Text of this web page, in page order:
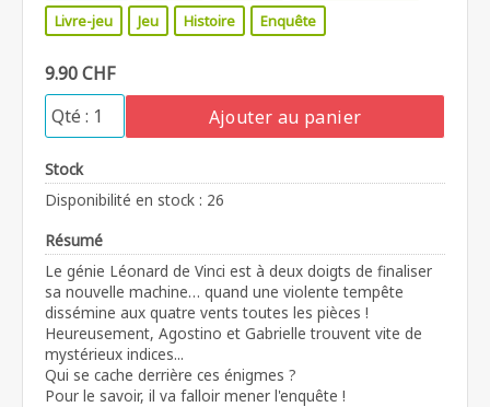
Livre-jeu
Jeu Histoire Enquête
9.90 CHF
Ajouter au panier
Stock
Disponibilité en stock : 26
Résumé
Le génie Léonard de Vinci est à deux doigts de finaliser
sa nouvelle machine… quand une violente tempête
dissémine aux quatre vents toutes les pièces !
Heureusement, Agostino et Gabrielle trouvent vite de
mystérieux indices...
Qui se cache derrière ces énigmes ?
Pour le savoir, il va falloir mener l'enquête !